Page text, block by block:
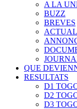
A LA
BUZZ
BREVES
QUE
RESULTATS
D1
D2
D3